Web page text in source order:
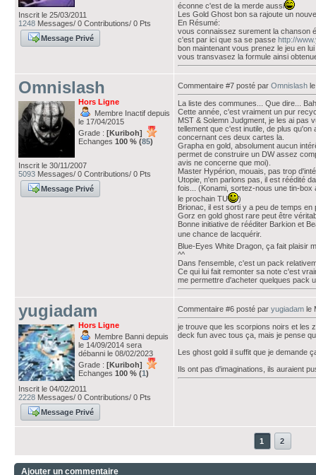
Inscrit le 25/03/2011
1248 Messages/ 0 Contributions/ 0 Pts
Message Privé
éconne c'est de la merde aussi
Les Gold Ghost bon sa rajoute un
En Résumé:
vous connaissez surement la chanson
c'est par ici que sa se passe http://
bon maintenant vous prenez le jeu en
vous transvasez la formule ainsi
Omnislash
Hors Ligne
Membre Inactif depuis
le 17/04/2015
Grade : [Kuriboh]
Echanges 100 % (85)
Inscrit le 30/11/2007
5093 Messages/ 0 Contributions/ 0 Pts
Message Privé
Commentaire #7 posté par Omnislash
La liste des communes... Que dire...
Cette année, c'est vraiment un pur
MST & Solemn Judgment, je les ai pas
tellement que c'est inutile, de plus
concernant ces deux cartes la.
Grapha en gold, absolument aucun
permet de construire un DW assez
avis ne concerne que moi).
Master Hypérion, mouais, pas trop
Utopie, n'en parlons pas, il est réédité
fois... (Konami, sortez-nous une tin-
le prochain TU
)
Brionac, il est sorti y a peu de temps
Gorz en gold ghost rare peut être
Bonne initiative de rééditer Barkion et
une chance de lacquérir.
Blue-Eyes White Dragon, ça fait plaisir
^^
Dans l'ensemble, c'est un pack
Ce qui lui fait remonter sa note c'est
me permettre d'acheter quelques pack
yugiadam
Hors Ligne
Membre Banni depuis
le 14/09/2014 sera
débanni le 08/02/2023
Grade : [Kuriboh]
Echanges 100 % (1)
Inscrit le 04/02/2011
2228 Messages/ 0 Contributions/ 0 Pts
Message Privé
Commentaire #6 posté par yugiadam le
je trouve que les scorpions noirs et les
deck fun avec tous ça, mais je pense
Les ghost gold il suffit que je demande
Ils ont pas d'imaginations, ils auraient
1 2
Ajouter un commentaire